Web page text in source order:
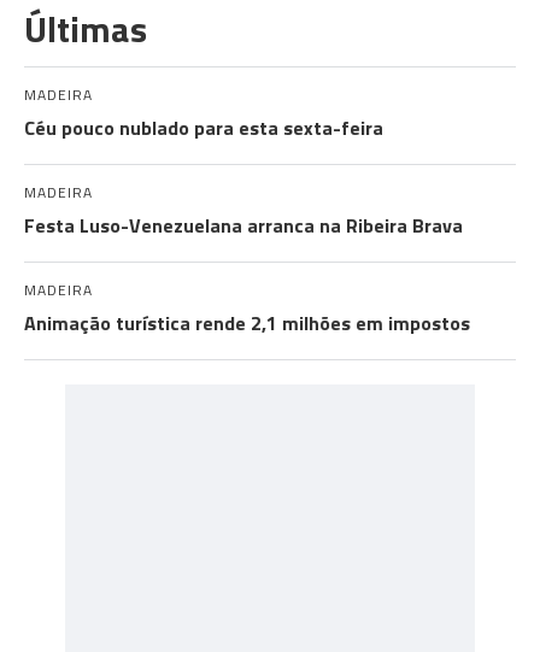
Últimas
MADEIRA
Céu pouco nublado para esta sexta-feira
MADEIRA
Festa Luso-Venezuelana arranca na Ribeira Brava
MADEIRA
Animação turística rende 2,1 milhões em impostos